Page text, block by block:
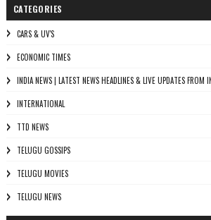
CATEGORIES
CARS & UV'S
ECONOMIC TIMES
INDIA NEWS | LATEST NEWS HEADLINES & LIVE UPDATES FROM
INTERNATIONAL
TTD NEWS
TELUGU GOSSIPS
TELUGU MOVIES
TELUGU NEWS